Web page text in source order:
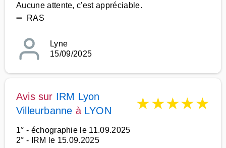
Aucune attente, c'est appréciable.
➖ RAS
Lyne
15/09/2025
Avis sur IRM Lyon
Villeurbanne à LYON ★★★★★
1° - échographie le 11.09.2025
2° - IRM le 15.09.2025